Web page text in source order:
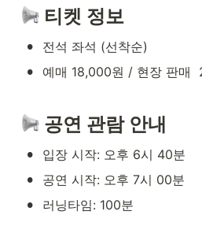
티켓 정보
• 전석 좌석 (선착순)
• 예매 18,000원 / 현장 판매
공연 관람 안내
• 입장 시작: 오후 6시 40분
• 공연 시작: 오후 7시 00분
• 러닝타임: 100분